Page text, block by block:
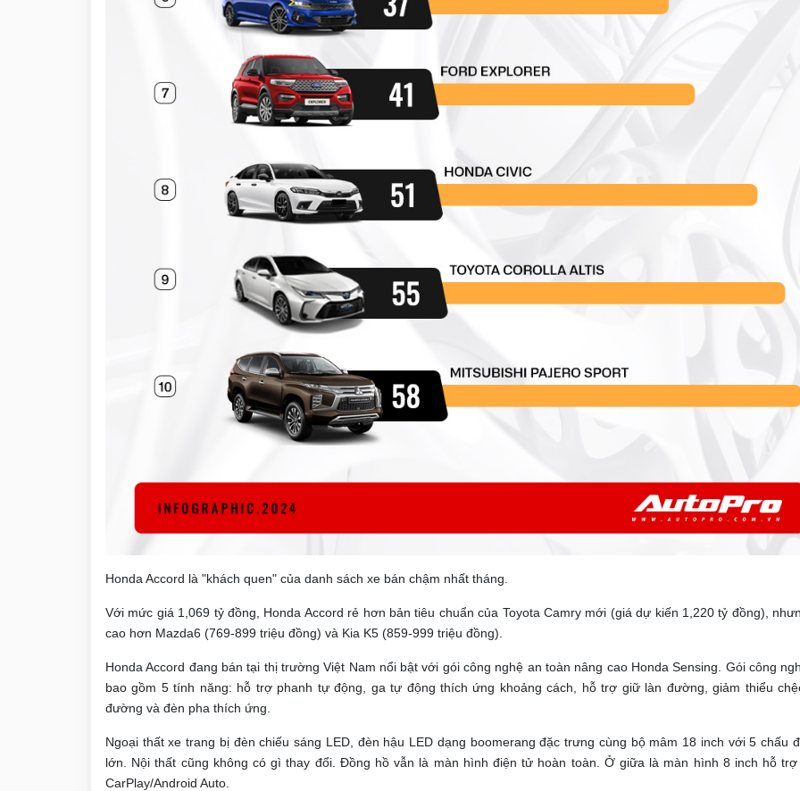
Honda Accord là "khách quen" của danh sách xe bán chậm nhất tháng.
Với mức giá 1,069 tỷ đồng, Honda Accord rẻ hơn bản tiêu chuẩn của Toyota Camry mới (giá dự kiến 1,220 tỷ đồng),
cao hơn Mazda6 (769-899 triệu đồng) và Kia K5 (859-999 triệu đồng).
Honda Accord đang bán tại thị trường Việt Nam nổi bật với gói công nghệ an toàn nâng cao Honda Sensing. Gói công
bao gồm 5 tính năng: hỗ trợ phanh tự động, ga tự động thích ứng khoảng cách, hỗ trợ giữ làn đường, giảm thiểu
đường và đèn pha thích ứng.
Ngoại thất xe trang bị đèn chiếu sáng LED, đèn hậu LED dạng boomerang đặc trưng cùng bộ mâm 18 inch với 5 chấu
lớn. Nội thất cũng không có gì thay đổi. Đồng hồ vẫn là màn hình điện tử hoàn toàn. Ở giữa là màn hình 8 inch hỗ trợ
CarPlay/Android Auto.